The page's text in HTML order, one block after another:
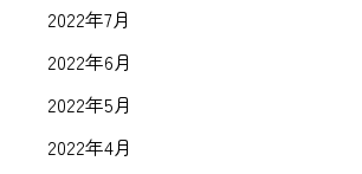
2022年7月
2022年6月
2022年5月
2022年4月